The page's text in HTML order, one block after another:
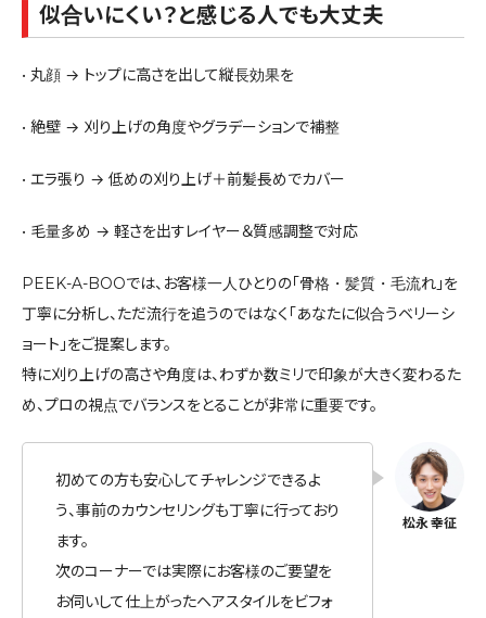
似合いにくい？と感じる人でも大丈夫
• 丸顔 → トップに高さを出して縦長効果を
• 絶壁 → 刈り上げの角度やグラデーションで補整
• エラ張り → 低めの刈り上げ＋前髪長めでカバー
• 毛量多め → 軽さを出すレイヤー＆質感調整で対応
PEEK-A-BOOでは、お客様一人ひとりの「骨格・髪質・毛流れ」を
丁寧に分析し、ただ流行を追うのではなく「あなたに似合うベリーシ
ョート」をご提案します。
特に刈り上げの高さや角度は、わずか数ミリで印象が大きく変わるた
め、プロの視点でバランスをとることが非常に重要です。
初めての方も安心してチャレンジできるよ
う、事前のカウンセリングも丁寧に行っており
ます。
次のコーナーでは実際にお客様のご要望を
お伺いして仕上がったヘアスタイルをビフォ